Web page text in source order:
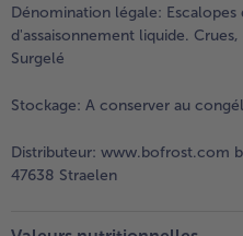
Dénomination légale:
d'assaisonnement liquide.
Surgelé
Stockage: A conserver au
Distributeur: www.bofrost.com
47638 Straelen